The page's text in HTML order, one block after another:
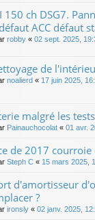
150 ch DSG7.
ACC défaut
robby « 02 sept. 2025,
de
noalierd « 17 juin 2025,
malgré les tests
Painauchocolat « 01 avr.
de 2017
Steph C « 15 mars 2025,
d'amortisseur
?
ironsly « 02 janv. 2025,